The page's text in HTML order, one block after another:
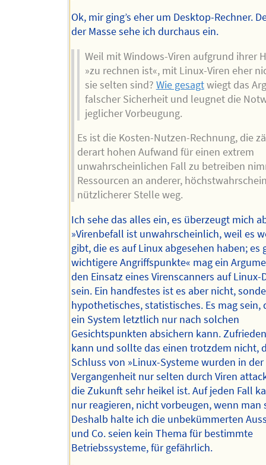
Ok, mir ging’s eher um Desktop-Rechner.
der Masse sehe ich durchaus ein.
Weil mit Windows-Viren aufgrund ihrer
»zu rechnen ist«, mit Linux-Viren eher
sie selten sind? Wie gesagtwiegt das
falscher Sicherheit und leugnet die
jeglicher Vorbeugung.
Es ist die Kosten-Nutzen-Rechnung, die
derart hohen Aufwand für einen extrem
unwahrscheinlichen Fall zu betreiben
Ressourcen an anderer,
nützlicherer Stelle weg.
Ich sehe das alles ein, es überzeugt mich
»Virenbefall ist unwahrscheinlich, weil es
gibt, die es auf Linux abgesehen haben; es
wichtigere Angriffspunkte« mag ein
den Einsatz eines Virenscanners auf Linux-
sein. Ein handfestes ist es aber nicht,
hypothetisches, statistisches. Es mag sein,
ein System letztlich nur nach solchen
Gesichtspunkten absichern kann.
kann und sollte das einen trotzdem nicht,
Schluss von »Linux-Systeme wurden in der
Vergangenheit nur selten durch Viren
die Zukunft sehr heikel ist. Auf jeden Fall
nur reagieren, nicht vorbeugen, wenn man
Deshalb halte ich die unbekümmerten
und Co. seien kein Thema für bestimmte
Betriebssysteme, für gefährlich.